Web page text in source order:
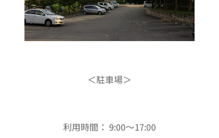
＜駐車場＞
利用時間： 9:00〜17:00